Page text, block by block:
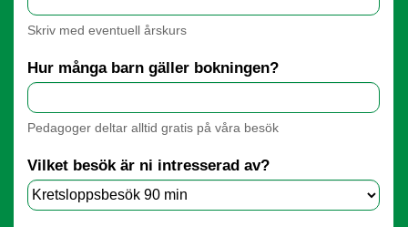
Skriv med eventuell årskurs
Hur många barn gäller bokningen?
Pedagoger deltar alltid gratis på våra besök
Vilket besök är ni intresserad av?